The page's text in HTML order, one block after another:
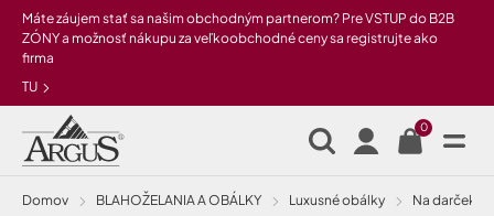
Preskočiť na hlavný obsah
Máte záujem stať sa našim obchodným partnerom? Pre VSTUP do B2B
ZÓNY a možnosť nákupu za veľkoobchodné ceny sa registrujte ako
firma
TU
0
Domov BLAHOŽELANIA A OBÁLKY Luxusné obálky na